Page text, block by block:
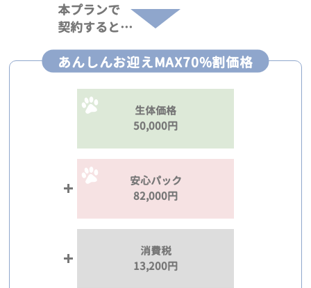
本プランで
契約すると…
あんしんお迎えMAX70%割価格
生体価格
50,000円
安心パック
82,000円
消費税
13,200円